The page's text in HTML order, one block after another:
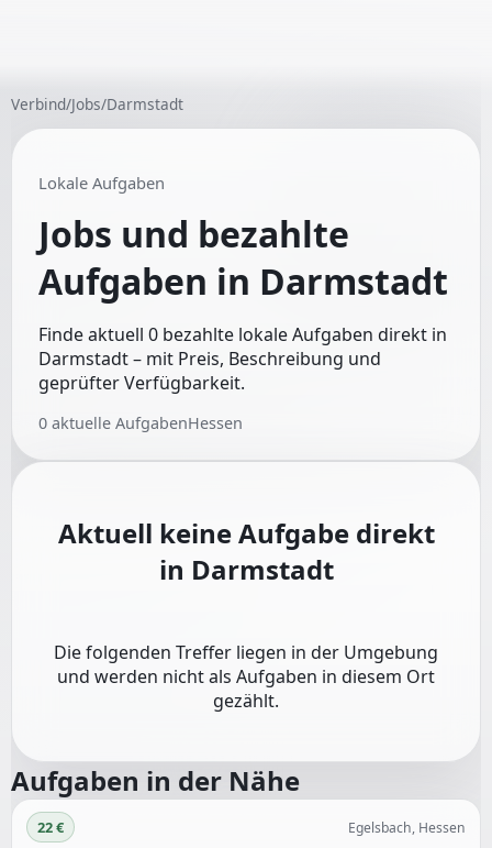
Verbind/Jobs/Darmstadt
Lokale Aufgaben
Jobs und bezahlte
Aufgaben in Darmstadt
Finde aktuell 0 bezahlte lokale Aufgaben direkt in
Darmstadt – mit Preis, Beschreibung und
geprüfter Verfügbarkeit.
0 aktuelle AufgabenHessen
Aktuell keine Aufgabe direkt
in Darmstadt
Die folgenden Treffer liegen in der Umgebung
und werden nicht als Aufgaben in diesem Ort
gezählt.
Aufgaben in der Nähe
22 € Egelsbach, Hessen